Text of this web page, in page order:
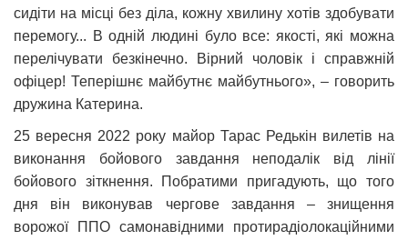
сидіти на місці без діла, кожну хвилину хотів здобувати
перемогу... В одній людині було все: якості, які можна
перелічувати безкінечно. Вірний чоловік і справжній
офіцер! Теперішнє майбутнє майбутнього», – говорить
дружина Катерина.
25 вересня 2022 року майор Тарас Редькін вилетів на
виконання бойового завдання неподалік від лінії
бойового зіткнення. Побратими пригадують, що того
дня він виконував чергове завдання – знищення
ворожої ППО самонавідними протирадіолокаційними